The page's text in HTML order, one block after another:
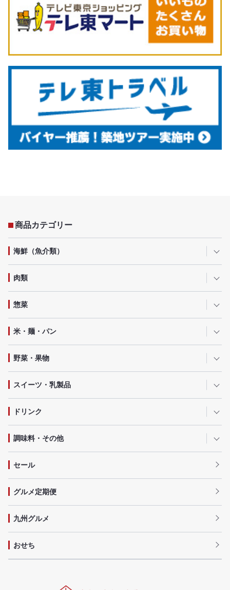
商品カテゴリー
海鮮（魚介類）
肉類
惣菜
米・麺・パン
野菜・果物
スイーツ・乳製品
ドリンク
調味料・その他
セール
グルメ定期便
九州グルメ
おせち